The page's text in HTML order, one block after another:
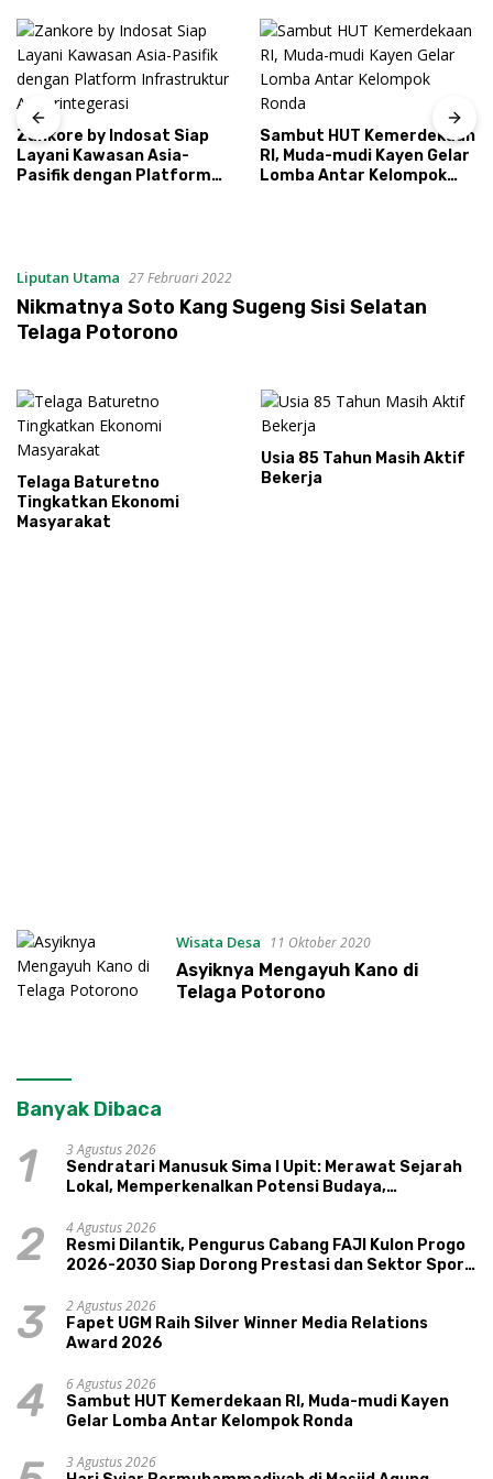
Zankore by Indosat Siap
Layani Kawasan Asia-
Pasifik dengan Platform
Sambut HUT Kemerdekaan
RI, Muda-mudi Kayen Gelar
Lomba Antar Kelompok
Liputan Utama 27 Februari 2022
Nikmatnya Soto Kang Sugeng Sisi Selatan
Telaga Potorono
Telaga Baturetno
Tingkatkan Ekonomi
Masyarakat
Usia 85 Tahun Masih Aktif
Bekerja
Wisata Desa 11 Oktober 2020
Asyiknya Mengayuh Kano di
Telaga Potorono
Banyak Dibaca
1
3 Agustus 2026
Sendratari Manusuk Sima I Upit: Merawat Sejarah
Lokal, Memperkenalkan Potensi Budaya,
2
4 Agustus 2026
Resmi Dilantik, Pengurus Cabang FAJI Kulon Progo
2026-2030 Siap Dorong Prestasi dan Sektor Sport
3
2 Agustus 2026
Fapet UGM Raih Silver Winner Media Relations
Award 2026
4
6 Agustus 2026
Sambut HUT Kemerdekaan RI, Muda-mudi Kayen
Gelar Lomba Antar Kelompok Ronda
3 Agustus 2026